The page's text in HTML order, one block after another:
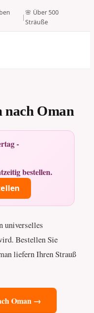
|
🌸 Über 500
Sträuße
nach Oman
-
bestellen.
universelles
Bestellen Sie
liefern Ihren Strauß
Oman →